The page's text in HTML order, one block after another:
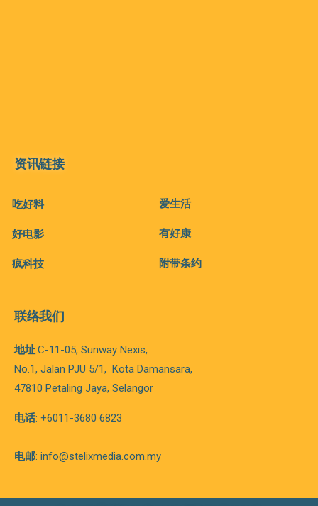
资讯链接
吃好料
好电影
疯科技
爱生活
有好康
附带条约
联络我们
地址:C-11-05, Sunway Nexis,
No.1, Jalan PJU 5/1, Kota Damansara,
47810 Petaling Jaya, Selangor
电话: +6011-3680 6823
电邮: info@stelixmedia.com.my